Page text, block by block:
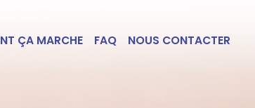
ÇA MARCHE FAQ NOUS CONTACTER